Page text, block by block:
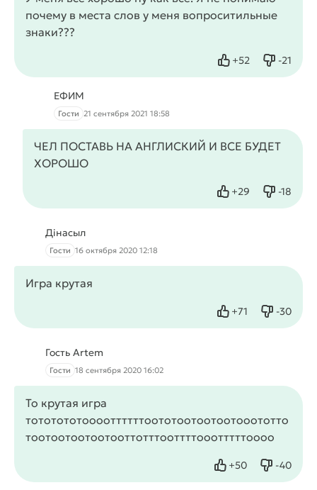
почему в места слов у меня вопроситильные
знаки???
+52
Нравится -21
Не
ЕФИМ
Гости 21 сентября 2021 18:58
ЧЕЛ ПОСТАВЬ НА АНГЛИСКИЙ И ВСЕ БУДЕТ
ХОРОШО
+29
Нравится -18
Не
Дінасыл
Гости 16 октября 2020 12:18
Игра крутая
+71
Нравится -30
Не
Гость Artem
Гости 18 сентября 2020 16:02
То крутая игра
тототототооооттттттоототоотоотоотооототто
тоотоотоотоотооттотттооттттооотттттоооо
+50
Нравится -40
Не